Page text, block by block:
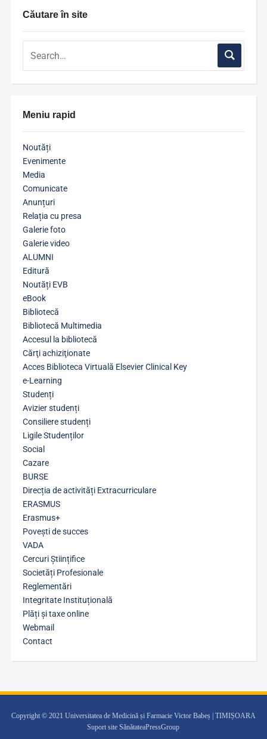
Căutare în site
Meniu rapid
Noutăți
Evenimente
Media
Comunicate
Anunțuri
Relația cu presa
Galerie foto
Galerie video
ALUMNI
Editură
Noutăți EVB
eBook
Bibliotecă
Bibliotecă Multimedia
Accesul la bibliotecă
Cărţi achiziţionate
Acces Biblioteca Virtuală Elsevier Clinical Key
e-Learning
Studenți
Avizier studenți
Consiliere studenți
Ligile Studenților
Social
Cazare
BURSE
Direcția de activități Extracurriculare
ERASMUS
Erasmus+
Povești de succes
VADA
Cercuri Științifice
Societăți Profesionale
Reglementări
Integritate Instituțională
Plăți și taxe online
Webmail
Contact
Copyright © 2021 Universitatea de Medicină și Farmacie Victor Babeș | TIMIȘOARA
Suport site SănătateaPressGroup